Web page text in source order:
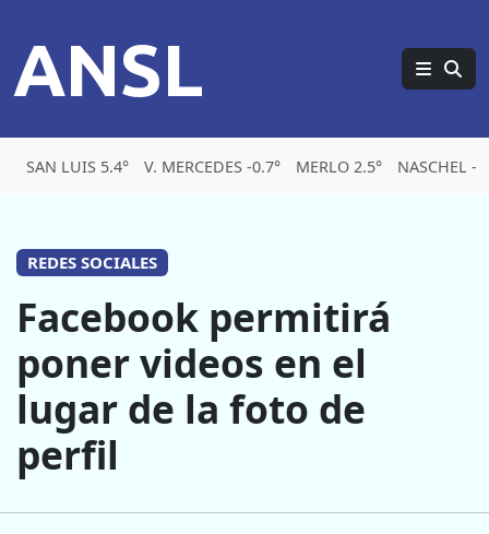
ANSL
SAN LUIS 5.4° V. MERCEDES -0.7° MERLO 2.5° NASCHEL -
REDES SOCIALES
Facebook permitirá
poner videos en el
lugar de la foto de
perfil